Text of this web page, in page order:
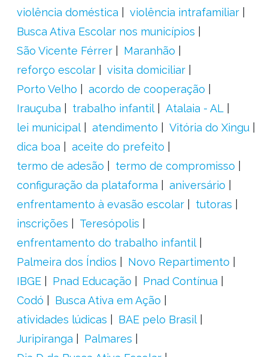
violência doméstica
violência intrafamiliar
Busca Ativa Escolar nos municípios
São Vicente Férrer
Maranhão
reforço escolar
visita domiciliar
Porto Velho
acordo de cooperação
Irauçuba
trabalho infantil
Atalaia - AL
lei municipal
atendimento
Vitória do Xingu
dica boa
aceite do prefeito
termo de adesão
termo de compromisso
configuração da plataforma
aniversário
enfrentamento à evasão escolar
tutoras
inscrições
Teresópolis
enfrentamento do trabalho infantil
Palmeira dos Índios
Novo Repartimento
IBGE
Pnad Educação
Pnad Contínua
Codó
Busca Ativa em Ação
atividades lúdicas
BAE pelo Brasil
Juripiranga
Palmares